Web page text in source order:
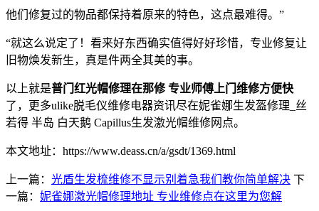
他们修复过的物品都保持着原来的特色，这点最难得。”
“就这么说定了！看来好东西确实值得好好珍惜，专业修复让
旧物焕发新生，真是件两全其美的事。
以上就是普门红光帽修理在那修 专业师傅上门维修方便快
了，更多ulike脱毛仪维修电器资讯尽在妮雀娜生发盔修理_丝
若得 半岛 白天鹅 Capillus生发激光帽维修网点。
本文地址：https://www.deass.cn/a/gsdt/1369.html
上一篇： 光盾生发梳维修不显示别着急我们教你简单解决 下
一篇： 妮雀娜激光帽修理地址 专业维修点在这里为您解